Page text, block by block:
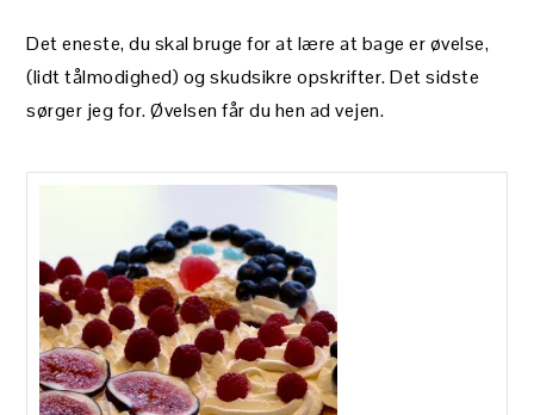
Det eneste, du skal bruge for at lære at bage er øvelse,
(lidt tålmodighed) og skudsikre opskrifter. Det sidste
sørger jeg for. Øvelsen får du hen ad vejen.